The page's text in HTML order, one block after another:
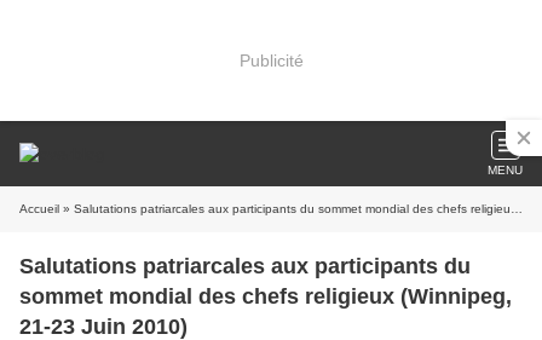
Publicité
MENU
Accueil » Salutations patriarcales aux participants du sommet mondial des chefs religieux (Winnipeg, 21-23 Juin 2010)
Salutations patriarcales aux participants du
sommet mondial des chefs religieux (Winnipeg,
21-23 Juin 2010)